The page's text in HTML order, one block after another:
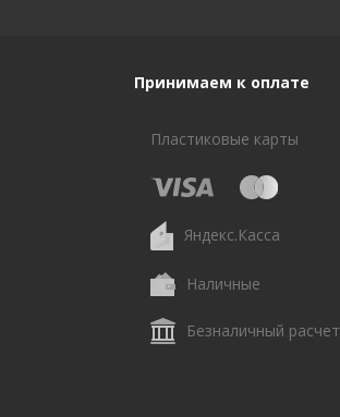
Принимаем к оплате
Пластиковые карты
Яндекс.Касса
Наличные
Безналичный расчет